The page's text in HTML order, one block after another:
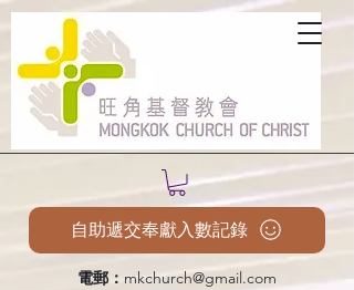
電郵： mkchurch@gmail.com
自助遞交奉獻入數記錄